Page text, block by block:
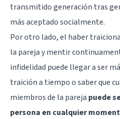
transmitido generación tras
más aceptado socialmente.
Por otro lado, el haber
la pareja y mentir
infidelidad puede llegar a ser
traición a tiempo o saber que
miembros de la pareja puede
persona en cualquier